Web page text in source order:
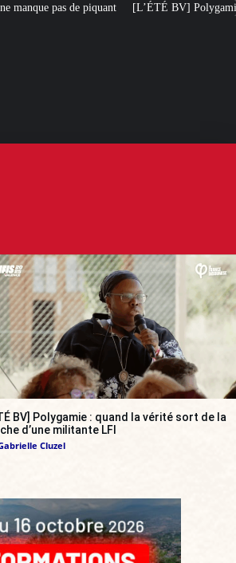
[L’ÉTÉ BV] Polygamie : quand la vérité sort de
BV] Polygamie : quand la vérité sort de la
d’une militante LFI
Cluzel